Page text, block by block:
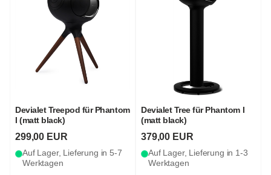
Devialet Treepod für Phantom
I (matt black)
299,00 EUR
Auf Lager, Lieferung in 5-7
Werktagen
Devialet Tree für Phantom I
(matt black)
379,00 EUR
Auf Lager, Lieferung in 1-3
Werktagen